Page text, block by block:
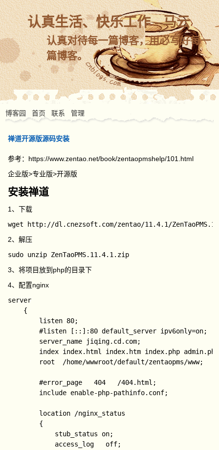
认真生活、快乐工作 - 马云
认真对待每一篇博客，用心写好每一
篇博客。
博客园 首页 联系 管理
禅道开源版源码安装
参考： https://www.zentao.net/book/zentaopmshelp/101.html
企业版>专业版>开源版
安装禅道
1、下载
2、解压
3、将项目放到php的目录下
4、配置nginx
server
    {
        listen 80;
        #listen [::]:80 default_server ipv6only=on;
        server_name jiqing.cd.com;
index index.html index.htm index.php
        root  /home/wwwroot/default/zentaopms/www;
        #error_page   404   /404.html;
        include enable-php-pathinfo.conf;
        location /nginx_status
        {
            stub_status on;
            access_log   off;